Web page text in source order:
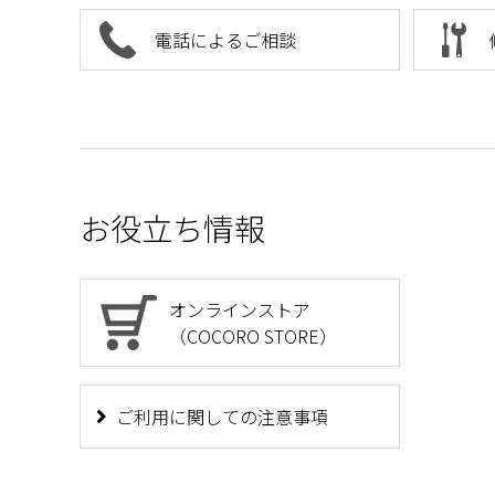
電話によるご相談
お役立ち情報
オンラインストア
（COCORO STORE）
ご利用に関しての注意事項